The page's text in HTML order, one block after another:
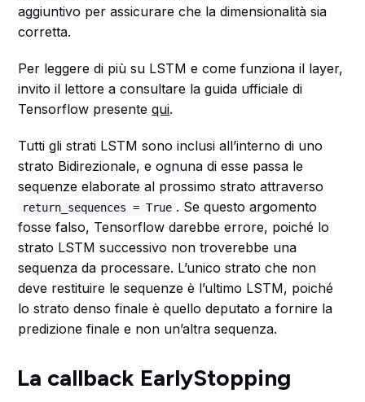
aggiuntivo per assicurare che la dimensionalità sia
corretta.
Per leggere di più su LSTM e come funziona il layer,
invito il lettore a consultare la guida ufficiale di
Tensorflow presentequi.
Tutti gli strati LSTM sono inclusi all’interno di uno
strato Bidirezionale, e ognuna di esse passa le
sequenze elaborate al prossimo strato attraverso
return_sequences = True . Se questo argomento
fosse falso, Tensorflow darebbe errore, poiché lo
strato LSTM successivo non troverebbe una
sequenza da processare. L’unico strato che non
deve restituire le sequenze è l’ultimo LSTM, poiché
lo strato denso finale è quello deputato a fornire la
predizione finale e non un’altra sequenza.
La callback EarlyStopping